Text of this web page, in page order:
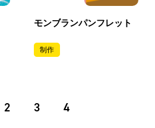
モンブランパンフレット
制作
2 3 4